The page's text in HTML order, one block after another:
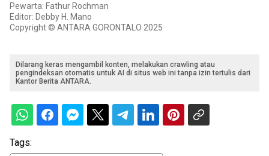
Pewarta: Fathur Rochman
Editor: Debby H. Mano
Copyright © ANTARA GORONTALO 2025
Dilarang keras mengambil konten, melakukan crawling atau
pengindeksan otomatis untuk AI di situs web ini tanpa izin tertulis dari
Kantor Berita ANTARA.
Tags: